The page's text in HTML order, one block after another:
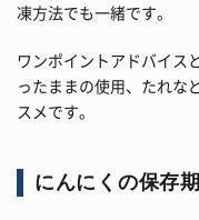
凍方法でも一緒です。
ワンポイントアドバイス
ったままの使用、たれな
スメです。
にんにくの保存